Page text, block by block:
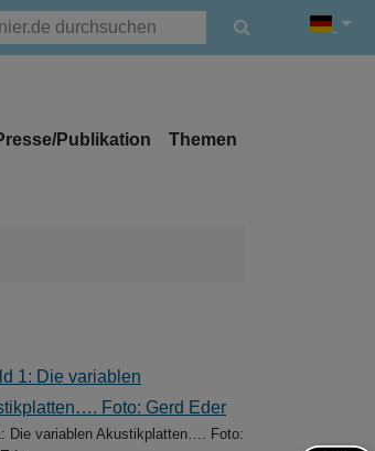
Publikation Themen
Die variablen Akustikplatten…. Foto: